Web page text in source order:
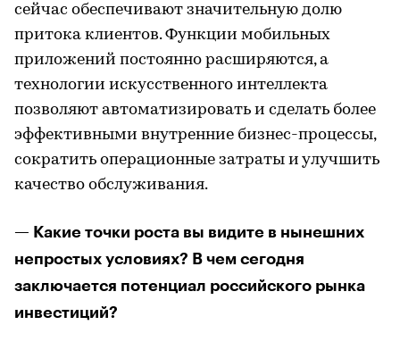
сейчас обеспечивают значительную долю
притока клиентов. Функции мобильных
приложений постоянно расширяются, а
технологии искусственного интеллекта
позволяют автоматизировать и сделать более
эффективными внутренние бизнес-процессы,
сократить операционные затраты и улучшить
качество обслуживания.
— Какие точки роста вы видите в нынешних
непростых условиях? В чем сегодня
заключается потенциал российского рынка
инвестиций?